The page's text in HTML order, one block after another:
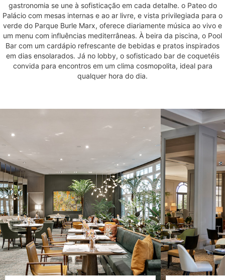
gastronomia se une à sofisticação em cada detalhe. o Pateo do
Palácio com mesas internas e ao ar livre, e vista privilegiada para o
verde do Parque Burle Marx, oferece diariamente música ao vivo e
um menu com influências mediterrâneas. À beira da piscina, o Pool
Bar com um cardápio refrescante de bebidas e pratos inspirados
em dias ensolarados. Já no lobby, o sofisticado bar de coquetéis
convida para encontros em um clima cosmopolita, ideal para
qualquer hora do dia.